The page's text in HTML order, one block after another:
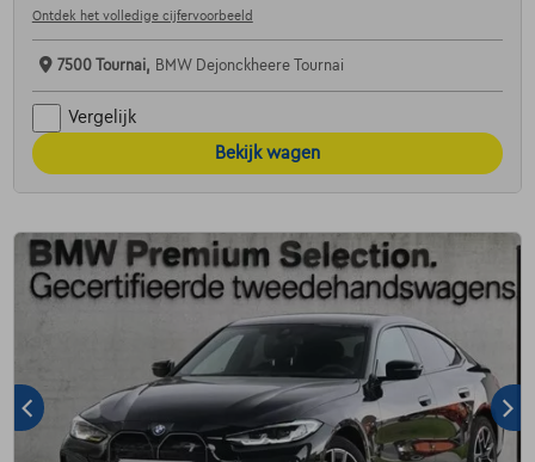
Ontdek het volledige cijfervoorbeeld
7500 Tournai, BMW Dejonckheere Tournai
Vergelijk
Bekijk wagen